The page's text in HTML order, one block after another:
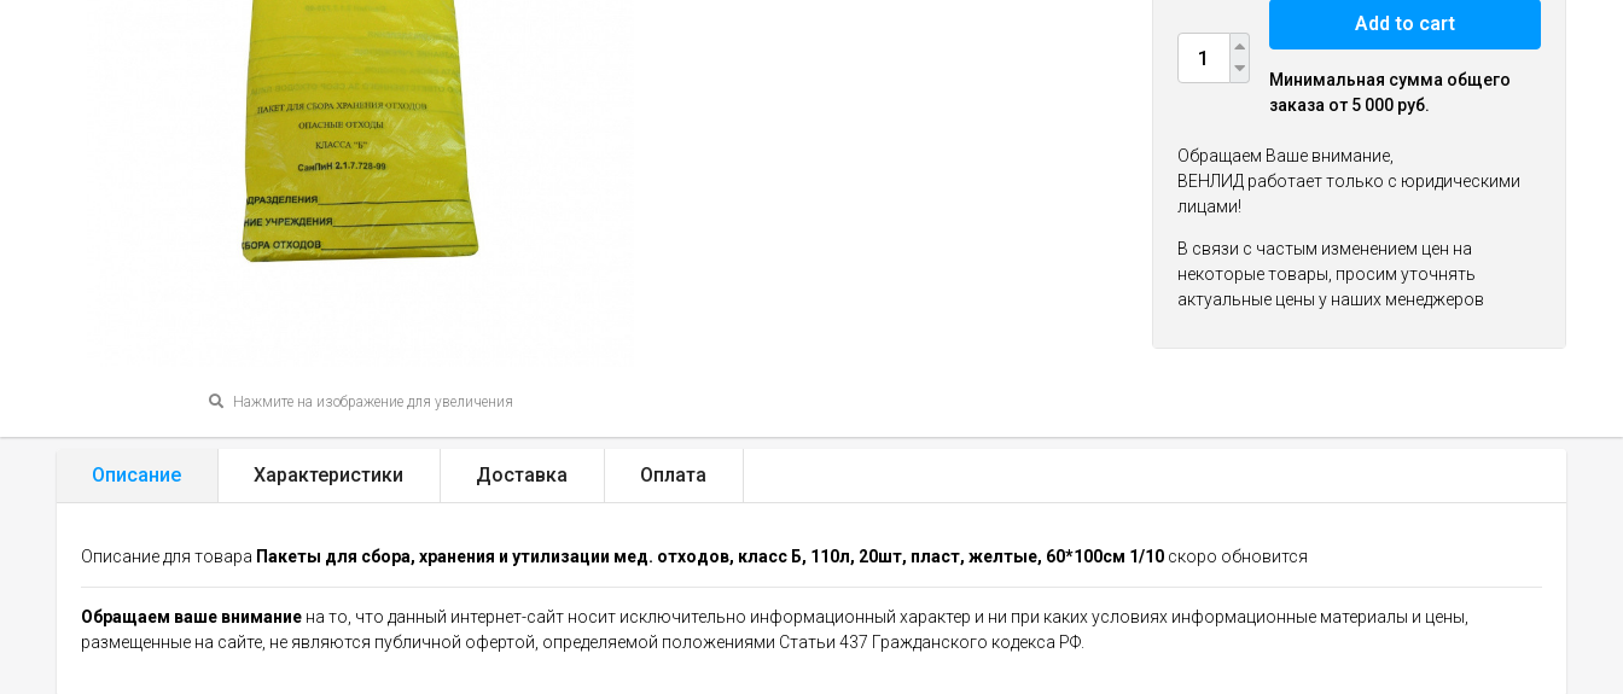
Нажмите на изображение для увеличения
Add to cart
Минимальная сумма общего
заказа от 5 000 руб.
Обращаем Ваше внимание,
ВЕНЛИД работает только с юридическими
лицами!
В связи с частым изменением цен на
некоторые товары, просим уточнять
актуальные цены у наших менеджеров
Описание Характеристики Доставка Оплата
Описание для товара Пакеты для сбора, хранения и утилизации мед. отходов, класс Б, 110л, 20шт, пласт, желтые, 60*100см 1/10 скоро обновится
Обращаем ваше внимание на то, что данный интернет-сайт носит исключительно информационный характер и ни при каких условиях информационные материалы и цены,
размещенные на сайте, не являются публичной офертой, определяемой положениями Статьи 437 Гражданского кодекса РФ.